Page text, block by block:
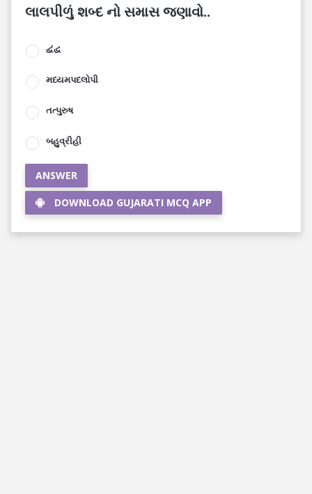
લાલપીળું શબ્દ નો સમાસ જણાવો..
દ્વંદ્વ
મધ્યમપદલોપી
તત્પુરુષ
બહુવ્રીહી
ANSWER
DOWNLOAD GUJARATI MCQ APP